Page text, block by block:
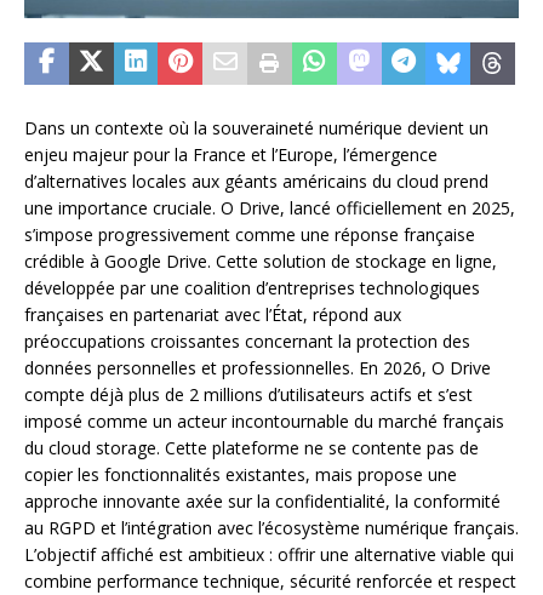
Dans un contexte où la souveraineté numérique devient un
enjeu majeur pour la France et l’Europe, l’émergence
d’alternatives locales aux géants américains du cloud prend
une importance cruciale. O Drive, lancé officiellement en 2025,
s’impose progressivement comme une réponse française
crédible à Google Drive. Cette solution de stockage en ligne,
développée par une coalition d’entreprises technologiques
françaises en partenariat avec l’État, répond aux
préoccupations croissantes concernant la protection des
données personnelles et professionnelles. En 2026, O Drive
compte déjà plus de 2 millions d’utilisateurs actifs et s’est
imposé comme un acteur incontournable du marché français
du cloud storage. Cette plateforme ne se contente pas de
copier les fonctionnalités existantes, mais propose une
approche innovante axée sur la confidentialité, la conformité
au RGPD et l’intégration avec l’écosystème numérique français.
L’objectif affiché est ambitieux : offrir une alternative viable qui
combine performance technique, sécurité renforcée et respect